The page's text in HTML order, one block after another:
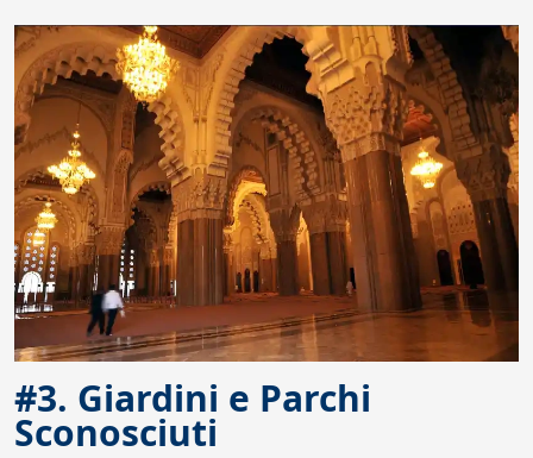
#3. Giardini e Parchi
Sconosciuti